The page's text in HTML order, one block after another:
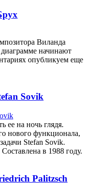
Виланда
начинают
опубликуем еще
Sovik
ее на ночь глядя.
нового функционала,
Stefan Sovik.
в 1988 году.
Palitzsch